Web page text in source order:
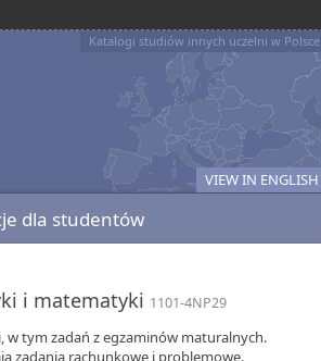
Katalogi studiów innych uczelni w Polsce
VIEW IN ENGLISH
dla studentów
i matematyki 1101-4NP29
w tym zadań z egzaminów maturalnych.
zadania rachunkowe i problemowe.